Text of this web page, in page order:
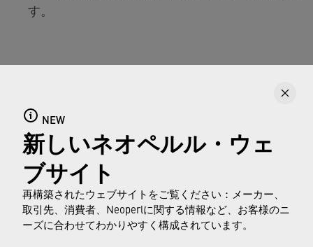
NEW
新しいネオペルル・ウェ
ブサイト
再構築されたウェブサイトをご覧ください：メーカー、
取引先、消費者、Neoperlに関する情報など、お客様のニ
ーズに合わせてわかりやすく構成されています。
す。
蛇口エアレーターを定期的に掃除したり、交換した
りする ことは、水流を均一かつ効率的に保つために
有意義です。上記のヒントとツールを使えば、適切
なモデルを簡単に見つけることができ、水の消費量
を最適化し、同時に使い心地を向上させることがで
きるはずです。